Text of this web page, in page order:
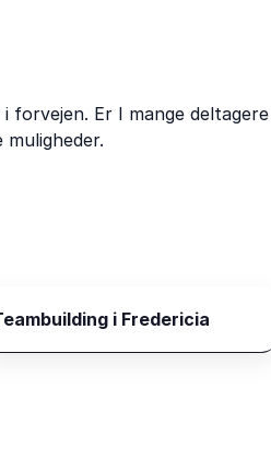
Er I mange deltagere
i Fredericia